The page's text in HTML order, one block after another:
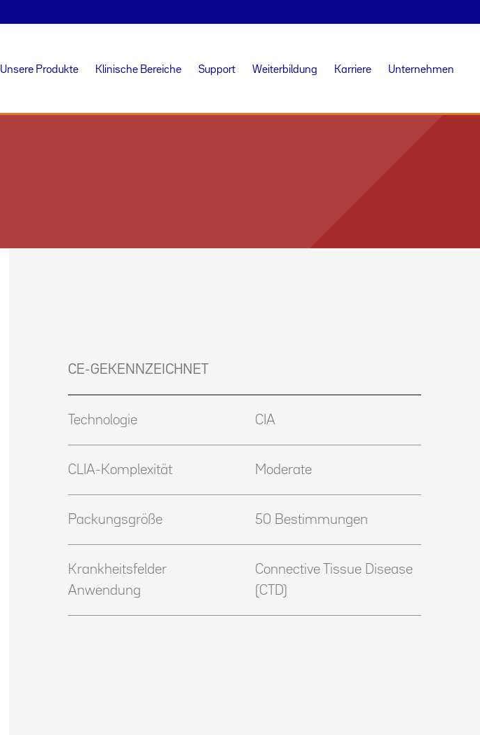
Unsere Produkte Klinische Bereiche Support Weiterbildung Karriere Unternehmen
CE-GEKENNZEICHNET
Technologie CIA
CLIA-Komplexität Moderate
Packungsgröße 50 Bestimmungen
Krankheitsfelder
Anwendung
Connective Tissue Disease
(CTD)